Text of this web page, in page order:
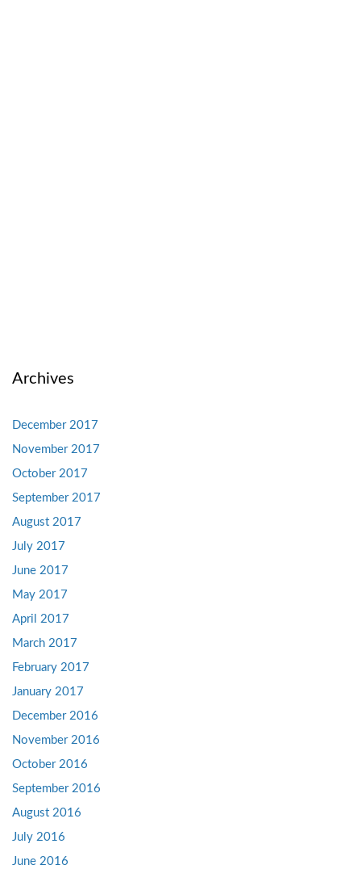
Archives
December 2017
November 2017
October 2017
September 2017
August 2017
July 2017
June 2017
May 2017
April 2017
March 2017
February 2017
January 2017
December 2016
November 2016
October 2016
September 2016
August 2016
July 2016
June 2016